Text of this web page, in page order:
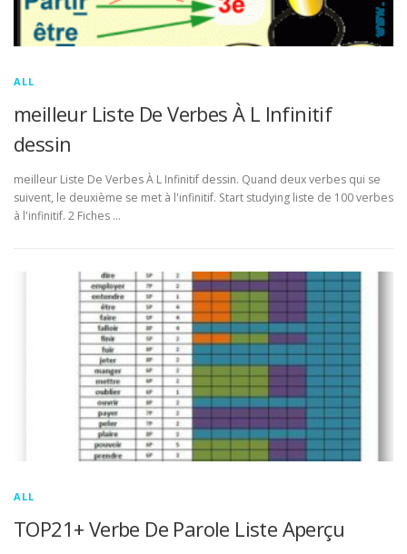
ALL
meilleur Liste De Verbes À L Infinitif
dessin
meilleur Liste De Verbes À L Infinitif dessin. Quand deux verbes qui se
suivent, le deuxième se met à l'infinitif. Start studying liste de 100 verbes
à l'infinitif. 2 Fiches …
ALL
TOP21+ Verbe De Parole Liste Aperçu